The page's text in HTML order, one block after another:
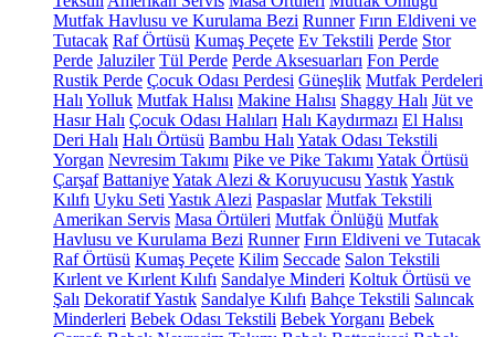
Mutfak Havlusu ve Kurulama Bezi Runner Fırın Eldiveni ve
Tutacak Raf Örtüsü Kumaş Peçete Ev Tekstili Perde Stor
Perde Jaluziler Tül Perde Perde Aksesuarları Fon Perde
Rustik Perde Çocuk Odası Perdesi Güneşlik Mutfak Perdeleri
Halı Yolluk Mutfak Halısı Makine Halısı Shaggy Halı Jüt ve
Hasır Halı Çocuk Odası Halıları Halı Kaydırmazı El Halısı
Deri Halı Halı Örtüsü Bambu Halı Yatak Odası Tekstili
Yorgan Nevresim Takımı Pike ve Pike Takımı Yatak Örtüsü
Çarşaf BattaniyeYatak Alezi & Koruyucusu YastıkYastık
Kılıfı Uyku Seti Yastık Alezi Paspaslar Mutfak Tekstili
Amerikan Servis Masa Örtüleri Mutfak Önlüğü Mutfak
Havlusu ve Kurulama Bezi Runner Fırın Eldiveni ve Tutacak
Raf Örtüsü Kumaş Peçete Kilim Seccade Salon Tekstili
Kırlent ve Kırlent Kılıfı Sandalye Minderi Koltuk Örtüsü ve
Şalı Dekoratif Yastık Sandalye Kılıfı Bahçe Tekstili Salıncak
Minderleri Bebek Odası Tekstili Bebek Yorganı Bebek